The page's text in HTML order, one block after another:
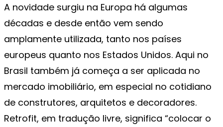
A novidade surgiu na Europa há algumas
décadas e desde então vem sendo
amplamente utilizada, tanto nos países
europeus quanto nos Estados Unidos. Aqui no
Brasil também já começa a ser aplicada no
mercado imobiliário, em especial no cotidiano
de construtores, arquitetos e decoradores.
Retrofit, em tradução livre, significa “colocar o